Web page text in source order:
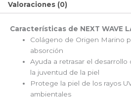
Valoraciones (0)
Características de NEXT WAVE
Colágeno de Origen Marino
absorción
Ayuda a retrasar el
la juventud de la piel
Protege la piel de los rayos
ambientales